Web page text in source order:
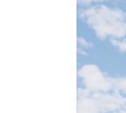
g
e
s
a
r